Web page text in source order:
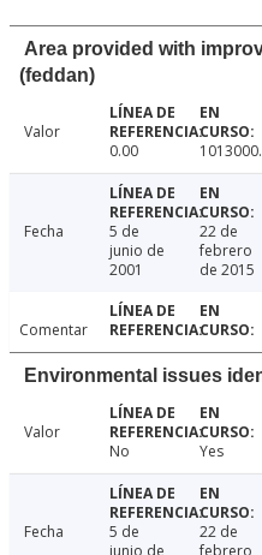
Area provided with
(feddan)
Valor
0.00
Fecha
5 de
junio de
2001
22 de
febrero
de 2015
Comentar
Environmental issues
Valor
No
Yes
Fecha
5 de
junio de
22 de
febrero